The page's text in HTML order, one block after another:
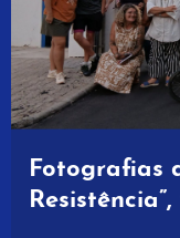
Fotografias